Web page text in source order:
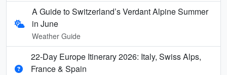
A Guide to Switzerland’s Verdant Alpine Summer
in June
Weather Guide
22-Day Europe Itinerary 2026: Italy, Swiss Alps,
France & Spain